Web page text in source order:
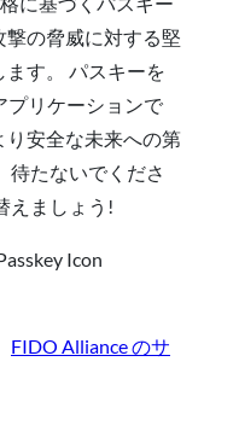
の脅威に対する堅
す。 パスキーを
プリケーションで
安全な未来への第
待たないでくださ
えましょう!
FIDO Alliance のサ